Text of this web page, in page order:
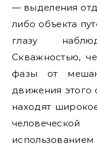
— выделения
либо объекта
глазу
Скважностью,
фазы от
движения
находят